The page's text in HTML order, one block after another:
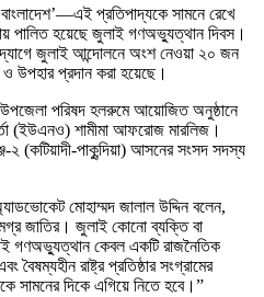
প্রতিপাদ্যকে সামনে রেখে
পালিত হয়েছে জুলাই গণঅভ্যুত্থান দিবস।
জুলাই আন্দোলনে অংশ নেওয়া ২০ জন
ও উপহার প্রদান করা হয়েছে।
পরিষদ হলরুমে আয়োজিত অনুষ্ঠানে
(ইউএনও) শামীমা আফরোজ মারলিজ।
২ (কটিয়াদী-পাকুন্দিয়া) আসনের সংসদ সদস্য
মোহাম্মদ জালাল উদ্দিন বলেন,
জাতির। জুলাই কোনো ব্যক্তি বা
গণঅভ্যুত্থান কেবল একটি রাজনৈতিক
বৈষম্যহীন রাষ্ট্র প্রতিষ্ঠার সংগ্রামের
সামনের দিকে এগিয়ে নিতে হবে।”